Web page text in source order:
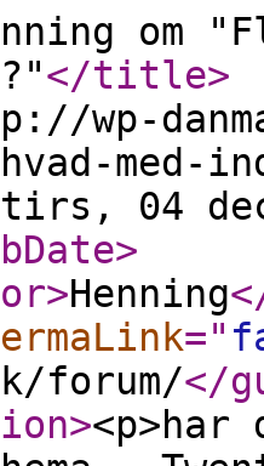
om
</title>
wp-
med-
tirs, 04
>
>Henning
="
forum/</
>